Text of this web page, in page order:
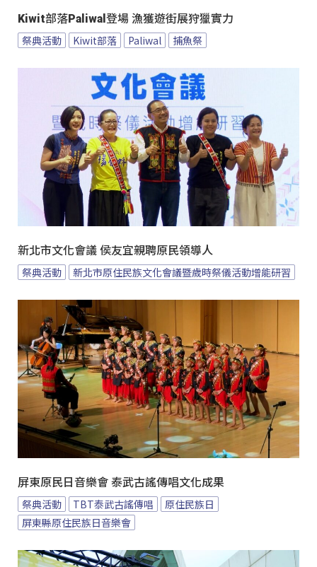
Kiwit部落Paliwal登場 漁獲遊街展狩獵實力
祭典活動 Kiwit部落 Paliwal 捕魚祭
新北市文化會議 侯友宜親聘原民領導人
祭典活動 新北市原住民族文化會議暨歲時祭儀活動增能研習
屏東原民日音樂會 泰武古謠傳唱文化成果
祭典活動 TBT泰武古謠傳唱
原住民族日
屏東縣原住民族日音樂會